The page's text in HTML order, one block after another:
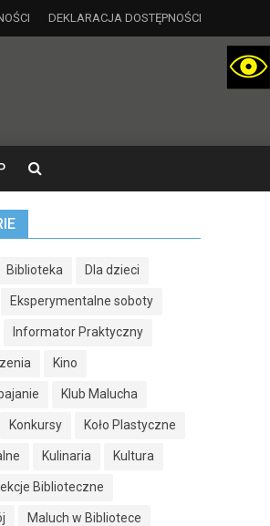
DEKLARACJA DOSTĘPNOŚCI
Biblioteka Dla dzieci
Eksperymentalne soboty
Informator Praktyczny
Kino
Klub Malucha
Konkursy Koło Plastyczne
Kulinaria Kultura
Lekcje Biblioteczne
Maluch w Bibliotece